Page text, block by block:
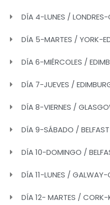
DÍA 4-LUNES /
DÍA 5-MARTES / YORK-
DÍA 6-MIÉRCOLES /
DÍA 7-JUEVES /
DÍA 8-VIERNES /
DÍA 9-SÁBADO /
DÍA 10-DOMINGO /
DÍA 11-LUNES / GALWAY-
DÍA 12- MARTES / CORK-